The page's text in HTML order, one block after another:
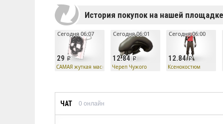
История покупок на нашей площадке
29
Сегодня 06:07
САМАЯ жуткая маска
12.84
Сегодня 06:01
Череп Чужого
12.84
Сегодня 06:00
Ксенокостюм
ЧАТ 0 онлайн